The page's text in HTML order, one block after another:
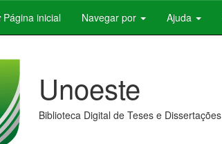
Página inicial Navegar por Ajuda
Unoeste
Biblioteca Digital de Teses e Dissertações